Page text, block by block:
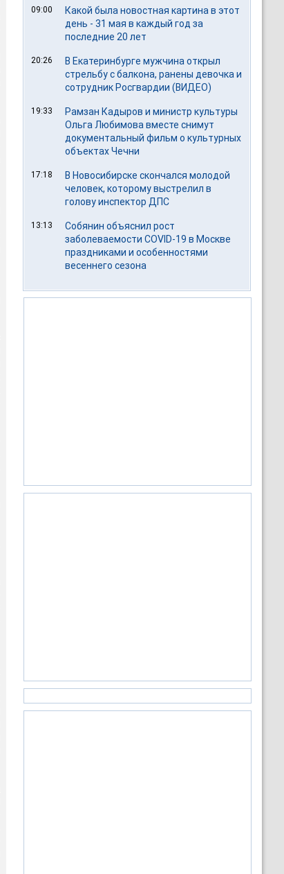
09:00
Какой была новостная картина в этот
день - 31 мая в каждый год за
последние 20 лет
20:26
В Екатеринбурге мужчина открыл
стрельбу с балкона, ранены девочка и
сотрудник Росгвардии (ВИДЕО)
19:33
Рамзан Кадыров и министр культуры
Ольга Любимова вместе снимут
документальный фильм о культурных
объектах Чечни
17:18
В Новосибирске скончался молодой
человек, которому выстрелил в
голову инспектор ДПС
13:13
Собянин объяснил рост
заболеваемости COVID-19 в Москве
праздниками и особенностями
весеннего сезона